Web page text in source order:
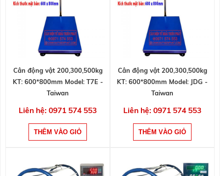
Cân động vật 200,300,500kg
KT: 600*800mm Model: T7E -
Taiwan
Liên hệ: 0971 574 553
Cân động vật 200,300,500kg
KT: 600*800mm Model: JDG -
Taiwan
Liên hệ: 0971 574 553